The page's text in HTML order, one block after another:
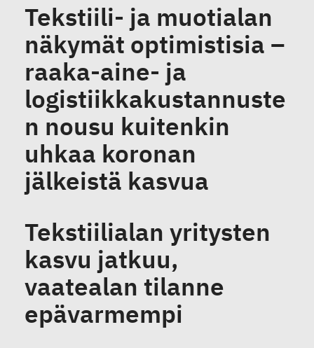
Tekstiili- ja muotialan
näkymät optimistisia –
raaka-aine- ja
logistiikkakustannuste
n nousu kuitenkin
uhkaa koronan
jälkeistä kasvua
Tekstiilialan yritysten
kasvu jatkuu,
vaatealan tilanne
epävarmempi